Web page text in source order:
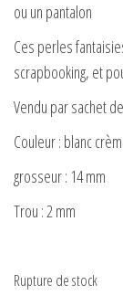
ou un pantalon
Ces perles
scrapbooking, et
Vendu par sachet
Couleur : blanc
grosseur : 14 mm
Trou : 2 mm
Rupture de stock